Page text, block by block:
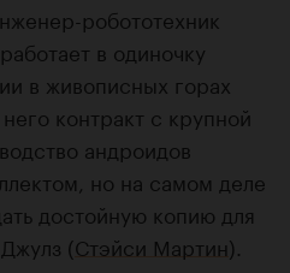
робототехник
в одиночку
в живописных горах
контракт с крупной
андроидов
но на самом деле
достойную копию для
(Стэйси Мартин).